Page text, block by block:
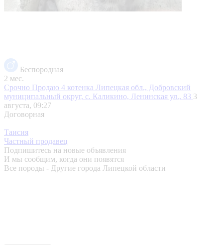
Беспородная
2 мес.
Срочно Продаю 4 котенка Липецкая обл., Добровский
муниципальный округ, с. Каликино, Ленинская ул., 83 3
августа, 09:27
Договорная
Таисия
Частный продавец
Подпишитесь на новые объявления
И мы сообщим, когда они появятся
Все породы - Другие города Липецкой области